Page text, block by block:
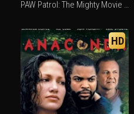
PAW Patrol: The Mighty Movie (2023)
HD